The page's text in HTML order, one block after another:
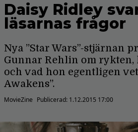
Daisy Ridley
läsarnas frågor
Nya ”Star Wars”-stjärnan
Gunnar Rehlin om rykten,
och vad hon egentligen
Awakens”.
MovieZine Publicerad: 1.12.2015 17:00